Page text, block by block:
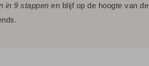
in 9 stappen en blijf op de hoogte van de